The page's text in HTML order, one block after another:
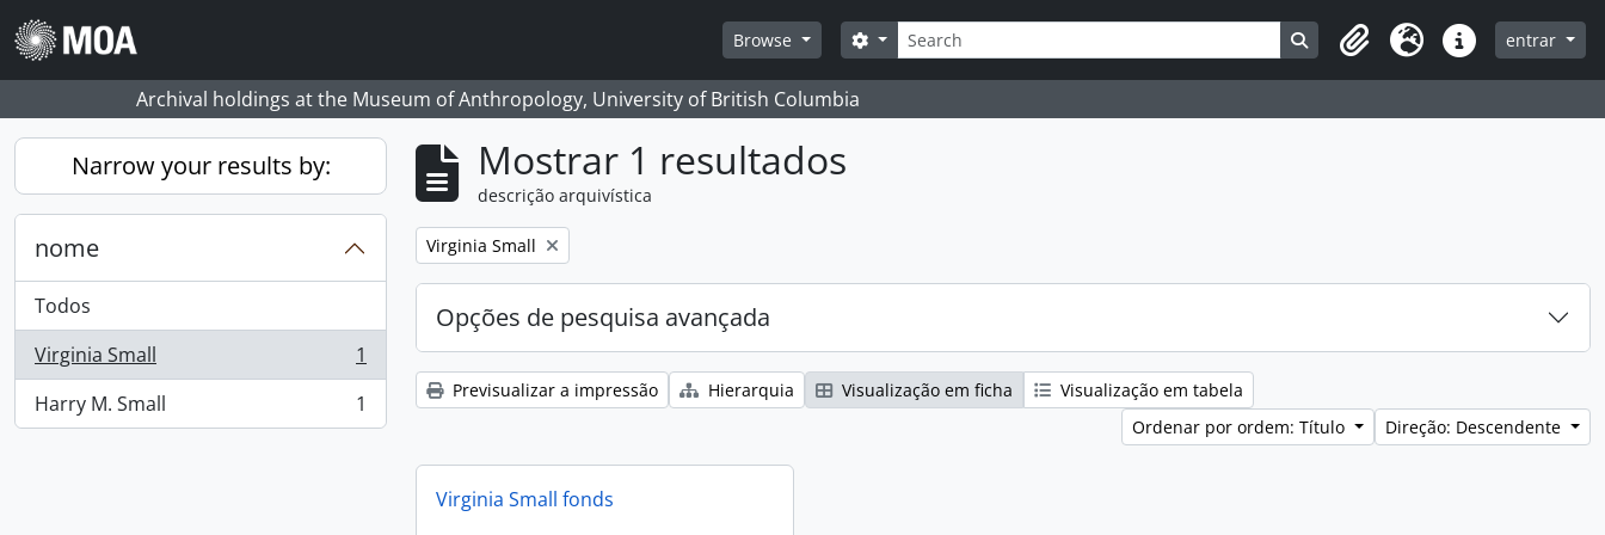
Skip to main content
Browse
Pesquisar
Search options Search in browse page
Clipboard
Idioma Ligações rápidas
entrar
Archival holdings at the Museum of Anthropology, University of British Columbia
Narrow your results by:
nome
Todos
Virginia Small
, 1 resultados
1
Harry M. Small
, 1 resultados 1
Mostrar 1 resultados
descrição arquivística
Remove filter:
Virginia Small
Opções de pesquisa avançada
Previsualizar a impressão Hierarquia Visualização em ficha
Visualização em tabela
Ordenar por ordem: Título
Direção: Descendente
Virginia Small fonds